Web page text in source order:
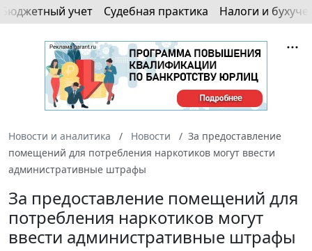
Бюджетный учет Судебная практика Налоги и
Новости и аналитика Новости
За предоставление
помещений для потребления наркотиков могут ввести
административные штрафы
За предоставление помещений для
потребления наркотиков могут
ввести административные штрафы